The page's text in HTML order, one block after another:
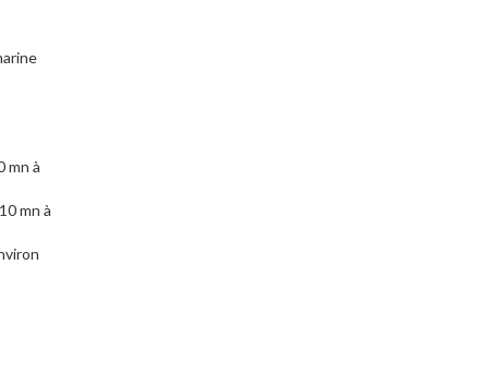
mn à
mn à